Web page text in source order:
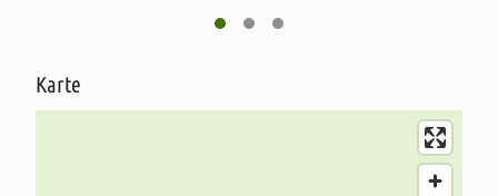
Schauen Sie gerne vorbei und überzeugen Sie sich selbst!
Karte